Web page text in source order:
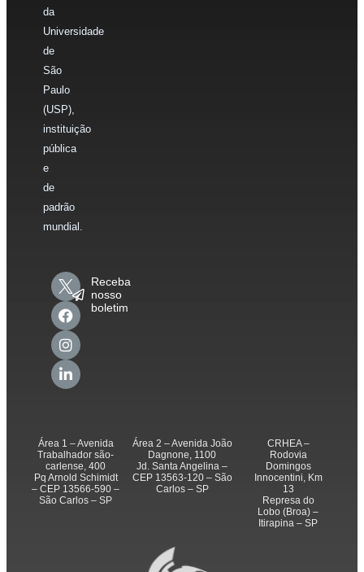
da
Universidade
de
São
Paulo
(USP),
instituição
pública
e
de
padrão
mundial.
Receba
nosso
boletim
Área 1 – Avenida
Trabalhador são-
carlense, 400
Pq Arnold Schimidt
– CEP 13566-590 –
São Carlos – SP
Área 2 – Avenida João
Dagnone, 1100
Jd. Santa Angelina –
CEP 13563-120 – São
Carlos – SP
CRHEA –
Rodovia
Domingos
Innocentini, Km
13
Represa do
Lobo (Broa) –
Itirapina – SP